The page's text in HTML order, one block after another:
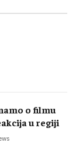
o filmu
u regiji